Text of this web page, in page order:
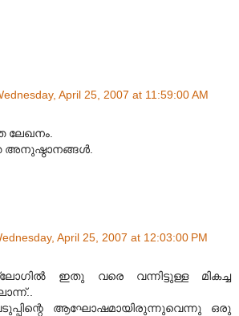
April 25, 2007 at 11:59:00 AM
ലേഖനം.
അനുഷ്ഠാനങ്ങള്‍.
April 25, 2007 at 12:03:00 PM
ഇതു വരെ വന്നിട്ടുള്ള മികച്ച
ആഘോഷമായിരുന്നുവെന്നു ഒരു